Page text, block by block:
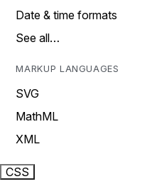
Date & time formats
See all…
MARKUP LANGUAGES
SVG
MathML
XML
CSS